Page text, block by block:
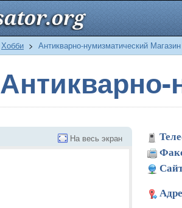
Хобби > Антикварно-нумизматический Магазин
На весь экран